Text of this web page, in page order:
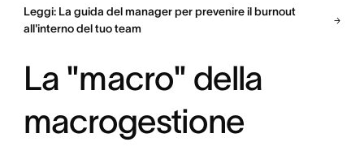
Leggi: La guida del manager per prevenire il burnout
all'interno del tuo team
La "macro" della
macrogestione